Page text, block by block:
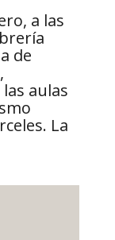
a las
de
aulas
La